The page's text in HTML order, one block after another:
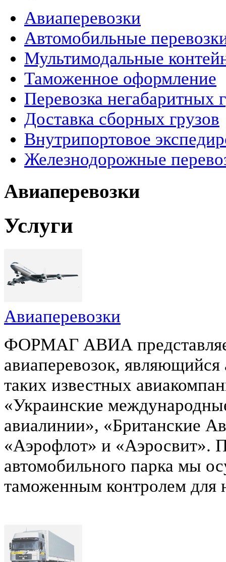
Авиаперевозки
Автомобильные
Мультимодальные
Таможенное оформление
Перевозка негабаритных
Доставка сборных грузов
Внутрипортовое
Железнодорожные
Авиаперевозки
Услуги
Авиаперевозки
ФОРМАГ АВИА
авиаперевозок,
таких известных
«Украинские
авиалинии», «Британские
«Аэрофлот» и «Аэросвит».
автомобильного парка мы
таможенным контролем для